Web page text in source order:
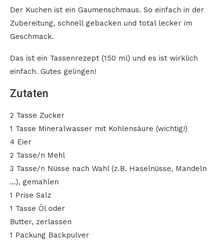
Der Kuchen ist ein Gaumenschmaus. So einfach in der
Zubereitung, schnell gebacken und total lecker im
Geschmack.
Das ist ein Tassenrezept (150 ml) und es ist wirklich
einfach. Gutes gelingen!
Zutaten
2 Tasse Zucker
1 Tasse Mineralwasser mit Kohlensäure (wichtig!)
4 Eier
2 Tasse/n Mehl
3 Tasse/n Nüsse nach Wahl (z.B. Haselnüsse, Mandeln
…), gemahlen
1 Prise Salz
1 Tasse Öl oder
Butter, zerlassen
1 Packung Backpulver